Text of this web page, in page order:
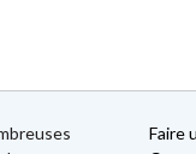
Faire